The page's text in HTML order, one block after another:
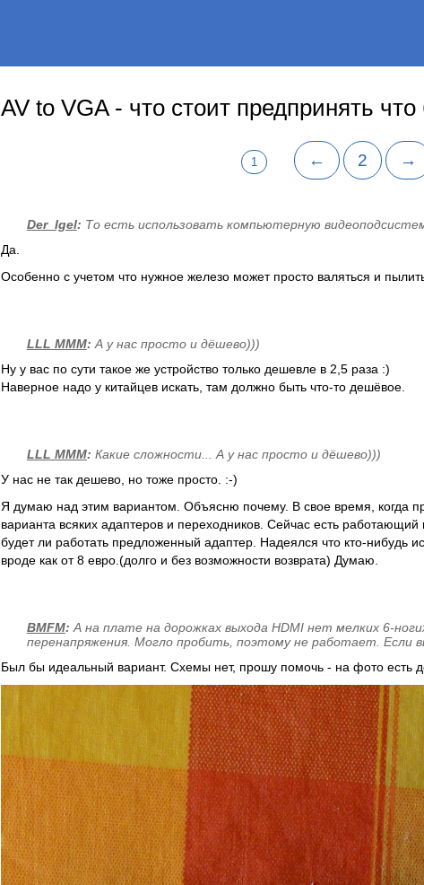
AV to VGA - что стоит предпринять
1 ← 2 →
Der_Igel: То есть использовать компьютерную
Да.
Особенно с учетом что нужное железо может просто валяться и
LLL MMM: А у нас просто и дёшево)))
Ну у вас по сути такое же устройство только дешевле в 2,5 раза :)
Наверное надо у китайцев искать, там должно быть что-то дешёвое.
LLL MMM: Какие сложности... А у нас просто и дёшево)))
У нас не так дешево, но тоже просто. :-)
Я думаю над этим вариантом. Объясню почему. В свое время, когда
варианта всяких адаптеров и переходников. Сейчас есть
будет ли работать предложенный адаптер. Надеялся что кто-нибудь
вроде как от 8 евро.(долго и без возможности возврата) Думаю.
BMFM: А на плате на дорожках выхода HDMI нет мелких 6-
перенапряжения. Могло пробить, поэтому не работает. Если
Был бы идеальный вариант. Схемы нет, прошу помочь - на фото есть